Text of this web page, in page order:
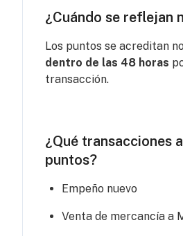
¿Cuándo se reflejan
Los puntos se acreditan
dentro de las 48 horas
transacción.
¿Qué transacciones
puntos?
Empeño nuevo
Venta de mercancía a